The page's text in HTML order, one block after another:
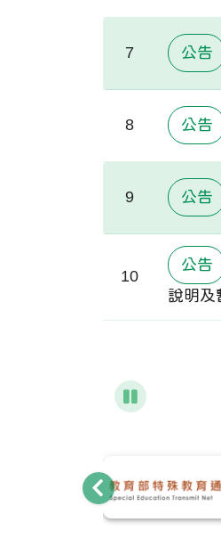
7 公告
8 公告
9 公告
10
公告
說明及
暫停圖片輪播
輪播向左